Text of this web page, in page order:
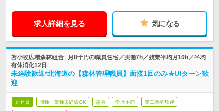
求人詳細を見る 気になる
苫小牧広域森林組合 | 月8千円の職員住宅／実働7h／残業平均月10h／平均
有休消化12日
未経験歓迎*北海道の【森林管理職員】面接1回のみ★UIターン歓
迎
正社員 職種・業種未経験OK 急募 学歴不問 第二新卒歓迎